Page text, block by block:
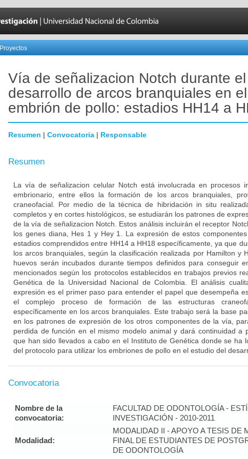
Proyectos
Vía de señalizacion Notch durante el
desarrollo de arcos branquiales en el
embrión de pollo: estadios HH14 a
Resumen | Convocatoria | Responsable
Resumen
La vía de señalizacion celular Notch está involucrada en procesos
embrionario, entre ellos la formación de los arcos branquiales,
craneofacial. Por medio de la técnica de hibridación in situ
completos y en cortes histológicos, se estudiarán los patrones de
de la vía de señalizacion Notch. Estos análisis incluirán el receptor
los genes diana, Hes 1 y Hey 1. La expresión de estos
estadios comprendidos entre HH14 a HH18 específicamente, ya que
los arcos branquiales, según la clasificación realizada por Hamilton y
huevos serán incubados durante tiempos definidos para conseguir
mencionados según los protocolos establecidos en trabajos previos
Genética de la Universidad Nacional de Colombia. El análisis
expresión es el primer paso para entender el papel que desempeña
el complejo proceso de formación de las estructuras
específicamente en los arcos branquiales. Este trabajo será la base
en los patrones de expresión de los otros componentes de la vía,
perdida de función en el mismo modelo animal y dará continuidad a
que han sido llevados a cabo en el Instituto de Genética donde se ha
del protocolo para utilizar los embriones de pollo en el estudio del
Convocatoria
Nombre de la
convocatoria:
FACULTAD DE ODONTOLOGÍA -
INVESTIGACIÓN - 2010-2011
Modalidad:
MODALIDAD II - APOYO A TESIS DE
FINAL DE ESTUDIANTES DE
DE ODONTOLOGÍA